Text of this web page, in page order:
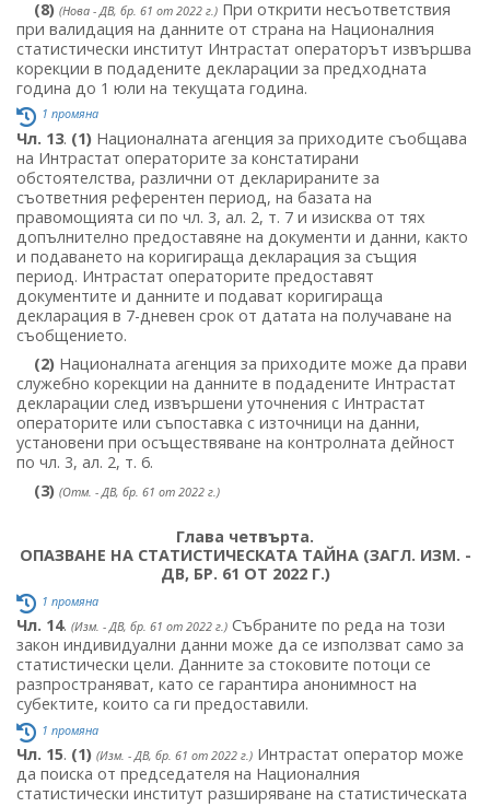
(8) (Нова - ДВ, бр. 61 от 2022 г.) При открити несъответствия
при валидация на данните от страна на Националния
статистически институт Интрастат операторът извършва
корекции в подадените декларации за предходната
година до 1 юли на текущата година.
1 промяна
Чл. 13. (1) Националната агенция за приходите съобщава
на Интрастат операторите за констатирани
обстоятелства, различни от декларираните за
съответния референтен период, на базата на
правомощията си по чл. 3, ал. 2, т. 7 и изисква от тях
допълнително предоставяне на документи и данни, както
и подаването на коригираща декларация за същия
период. Интрастат операторите предоставят
документите и данните и подават коригираща
декларация в 7-дневен срок от датата на получаване на
съобщението.
(2) Националната агенция за приходите може да прави
служебно корекции на данните в подадените Интрастат
декларации след извършени уточнения с Интрастат
операторите или съпоставка с източници на данни,
установени при осъществяване на контролната дейност
по чл. 3, ал. 2, т. 6.
(3) (Отм. - ДВ, бр. 61 от 2022 г.)
Глава четвърта.
ОПАЗВАНЕ НА СТАТИСТИЧЕСКАТА ТАЙНА (ЗАГЛ. ИЗМ. -
ДВ, БР. 61 ОТ 2022 Г.)
1 промяна
Чл. 14. (Изм. - ДВ, бр. 61 от 2022 г.) Събраните по реда на този
закон индивидуални данни може да се използват само за
статистически цели. Данните за стоковите потоци се
разпространяват, като се гарантира анонимност на
субектите, които са ги предоставили.
1 промяна
Чл. 15. (1) (Изм. - ДВ, бр. 61 от 2022 г.) Интрастат оператор може
да поиска от председателя на Националния
статистически институт разширяване на статистическата